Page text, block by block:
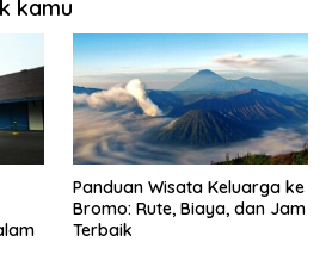
kamu
Panduan Wisata Keluarga ke
Bromo: Rute, Biaya, dan Jam
Terbaik